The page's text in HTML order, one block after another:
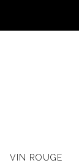
VIN ROUGE